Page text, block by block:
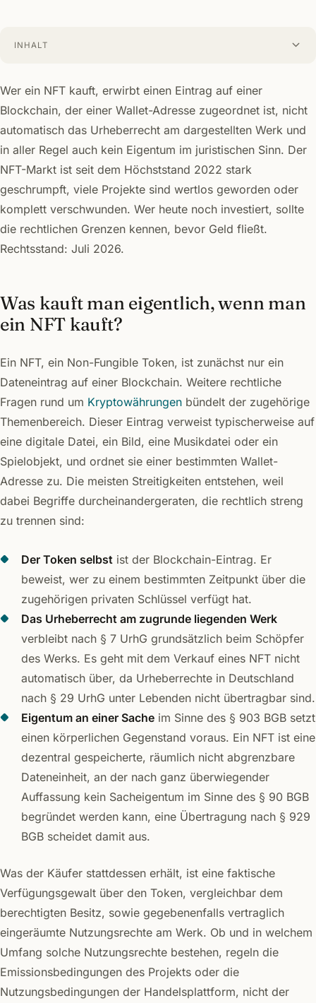
INHALT
Wer ein NFT kauft, erwirbt einen Eintrag auf einer
Blockchain, der einer Wallet-Adresse zugeordnet ist, nicht
automatisch das Urheberrecht am dargestellten Werk und
in aller Regel auch kein Eigentum im juristischen Sinn. Der
NFT-Markt ist seit dem Höchststand 2022 stark
geschrumpft, viele Projekte sind wertlos geworden oder
komplett verschwunden. Wer heute noch investiert, sollte
die rechtlichen Grenzen kennen, bevor Geld fließt.
Rechtsstand: Juli 2026.
Was kauft man eigentlich, wenn man
ein NFT kauft?
Ein NFT, ein Non-Fungible Token, ist zunächst nur ein
Dateneintrag auf einer Blockchain. Weitere rechtliche
Fragen rund um Kryptowährungen bündelt der zugehörige
Themenbereich. Dieser Eintrag verweist typischerweise auf
eine digitale Datei, ein Bild, eine Musikdatei oder ein
Spielobjekt, und ordnet sie einer bestimmten Wallet-
Adresse zu. Die meisten Streitigkeiten entstehen, weil
dabei Begriffe durcheinandergeraten, die rechtlich streng
zu trennen sind:
Der Token selbst ist der Blockchain-Eintrag. Er
beweist, wer zu einem bestimmten Zeitpunkt über die
zugehörigen privaten Schlüssel verfügt hat.
Das Urheberrecht am zugrunde liegenden Werk
verbleibt nach § 7 UrhG grundsätzlich beim Schöpfer
des Werks. Es geht mit dem Verkauf eines NFT nicht
automatisch über, da Urheberrechte in Deutschland
nach § 29 UrhG unter Lebenden nicht übertragbar sind.
Eigentum an einer Sache im Sinne des § 903 BGB setzt
einen körperlichen Gegenstand voraus. Ein NFT ist eine
dezentral gespeicherte, räumlich nicht abgrenzbare
Dateneinheit, an der nach ganz überwiegender
Auffassung kein Sacheigentum im Sinne des § 90 BGB
begründet werden kann, eine Übertragung nach § 929
BGB scheidet damit aus.
Was der Käufer stattdessen erhält, ist eine faktische
Verfügungsgewalt über den Token, vergleichbar dem
berechtigten Besitz, sowie gegebenenfalls vertraglich
eingeräumte Nutzungsrechte am Werk. Ob und in welchem
Umfang solche Nutzungsrechte bestehen, regeln die
Emissionsbedingungen des Projekts oder die
Nutzungsbedingungen der Handelsplattform, nicht der